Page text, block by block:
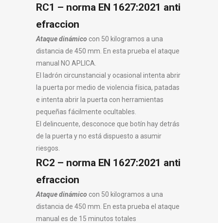
RC1 – norma EN 1627:2021 anti
efraccion
Ataque dinámico con 50 kilogramos a una
distancia de 450 mm. En esta prueba el ataque
manual NO APLICA.
El ladrón circunstancial y ocasional intenta abrir
la puerta por medio de violencia física, patadas
e intenta abrir la puerta con herramientas
pequeñas fácilmente ocultables.
El delincuente, desconoce que botín hay detrás
de la puerta y no está dispuesto a asumir
riesgos.
RC2 – norma EN 1627:2021 anti
efraccion
Ataque dinámico con 50 kilogramos a una
distancia de 450 mm. En esta prueba el ataque
manual es de 15 minutos totales